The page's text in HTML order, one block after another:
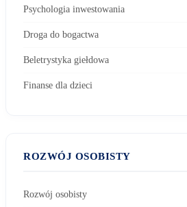
Psychologia inwestowania
Droga do bogactwa
Beletrystyka giełdowa
Finanse dla dzieci
ROZWÓJ OSOBISTY
Rozwój osobisty